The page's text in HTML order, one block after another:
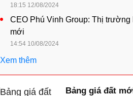
18:15 12/08/2024
CEO Phú Vinh Group: Thị
mới
14:54 10/08/2024
Xem thêm
Bảng giá đất